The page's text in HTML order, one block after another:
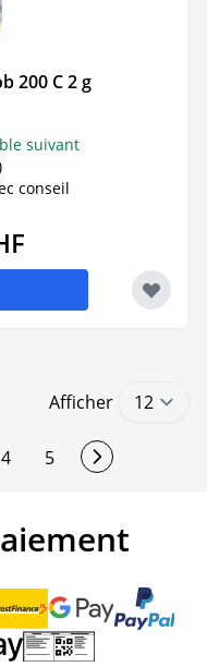
200 C 2 g
suivant
conseil
reading page
Page
4 Page
5
Afficher